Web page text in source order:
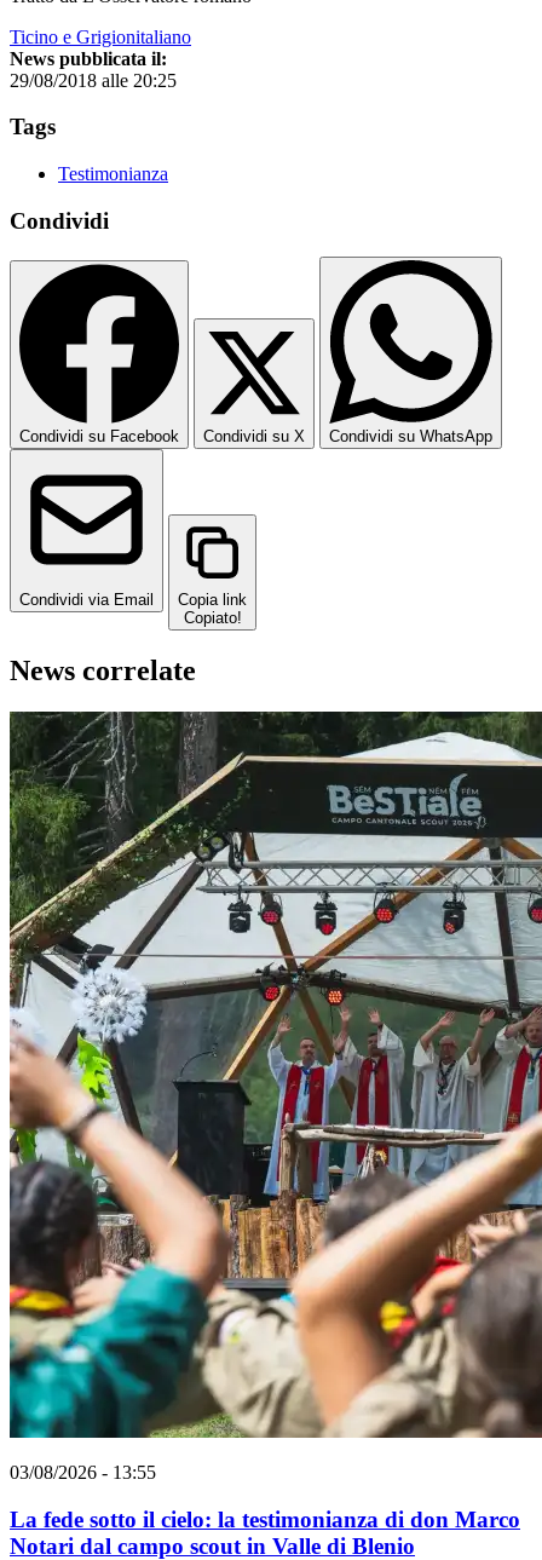
Ticino e Grigionitaliano
News pubblicata il:
29/08/2018 alle 20:25
Tags
Testimonianza
Condividi
Condividi su Facebook Condividi su X Condividi su WhatsApp
Condividi via Email
Copia link
Copiato!
News correlate
03/08/2026 - 13:55
La fede sotto il cielo: la testimonianza di don Marco
Notari dal campo scout in Valle di Blenio